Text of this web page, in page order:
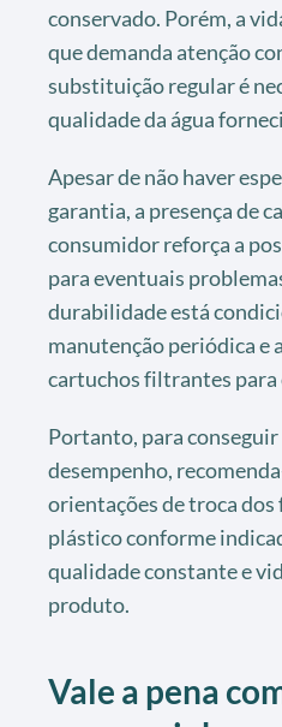
conservado. Porém, a
que demanda atenção
substituição regular é
qualidade da água
Apesar de não haver
garantia, a presença de
consumidor reforça a
para eventuais
durabilidade está
manutenção periódica e
cartuchos filtrantes
Portanto, para
desempenho,
orientações de troca
plástico conforme
qualidade constante e
produto.
Vale a pena